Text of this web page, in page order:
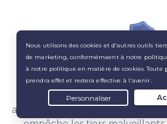
Préservez votre
Un VPN réduit la capacité des
applications à vous suivre en